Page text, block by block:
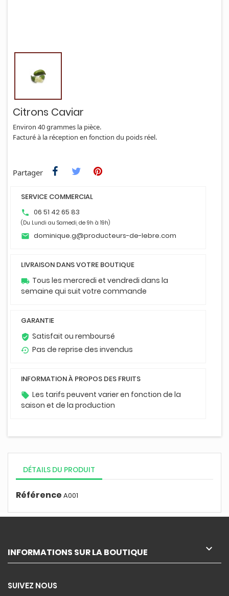
Citrons Caviar
Environ 40 grammes la pièce.
Facturé à la réception en fonction du poids réel.
Partager
SERVICE COMMERCIAL
phone 06 51 42 65 83
(Du Lundi au Samedi, de 9h à 19h)
email dominique.g@producteurs-de-lebre.com
LIVRAISON DANS VOTRE BOUTIQUE
local_shipping Tous les mercredi et vendredi dans la
semaine qui suit votre commande
GARANTIE
verified_user Satisfait ou remboursé
settings_backup_restore Pas de reprise des invendus
INFORMATION À PROPOS DES FRUITS
local_offer Les tarifs peuvent varier en fonction de la
saison et de la production
DÉTAILS DU PRODUIT
Référence A001
INFORMATIONS SUR LA BOUTIQUE 
SUIVEZ NOUS